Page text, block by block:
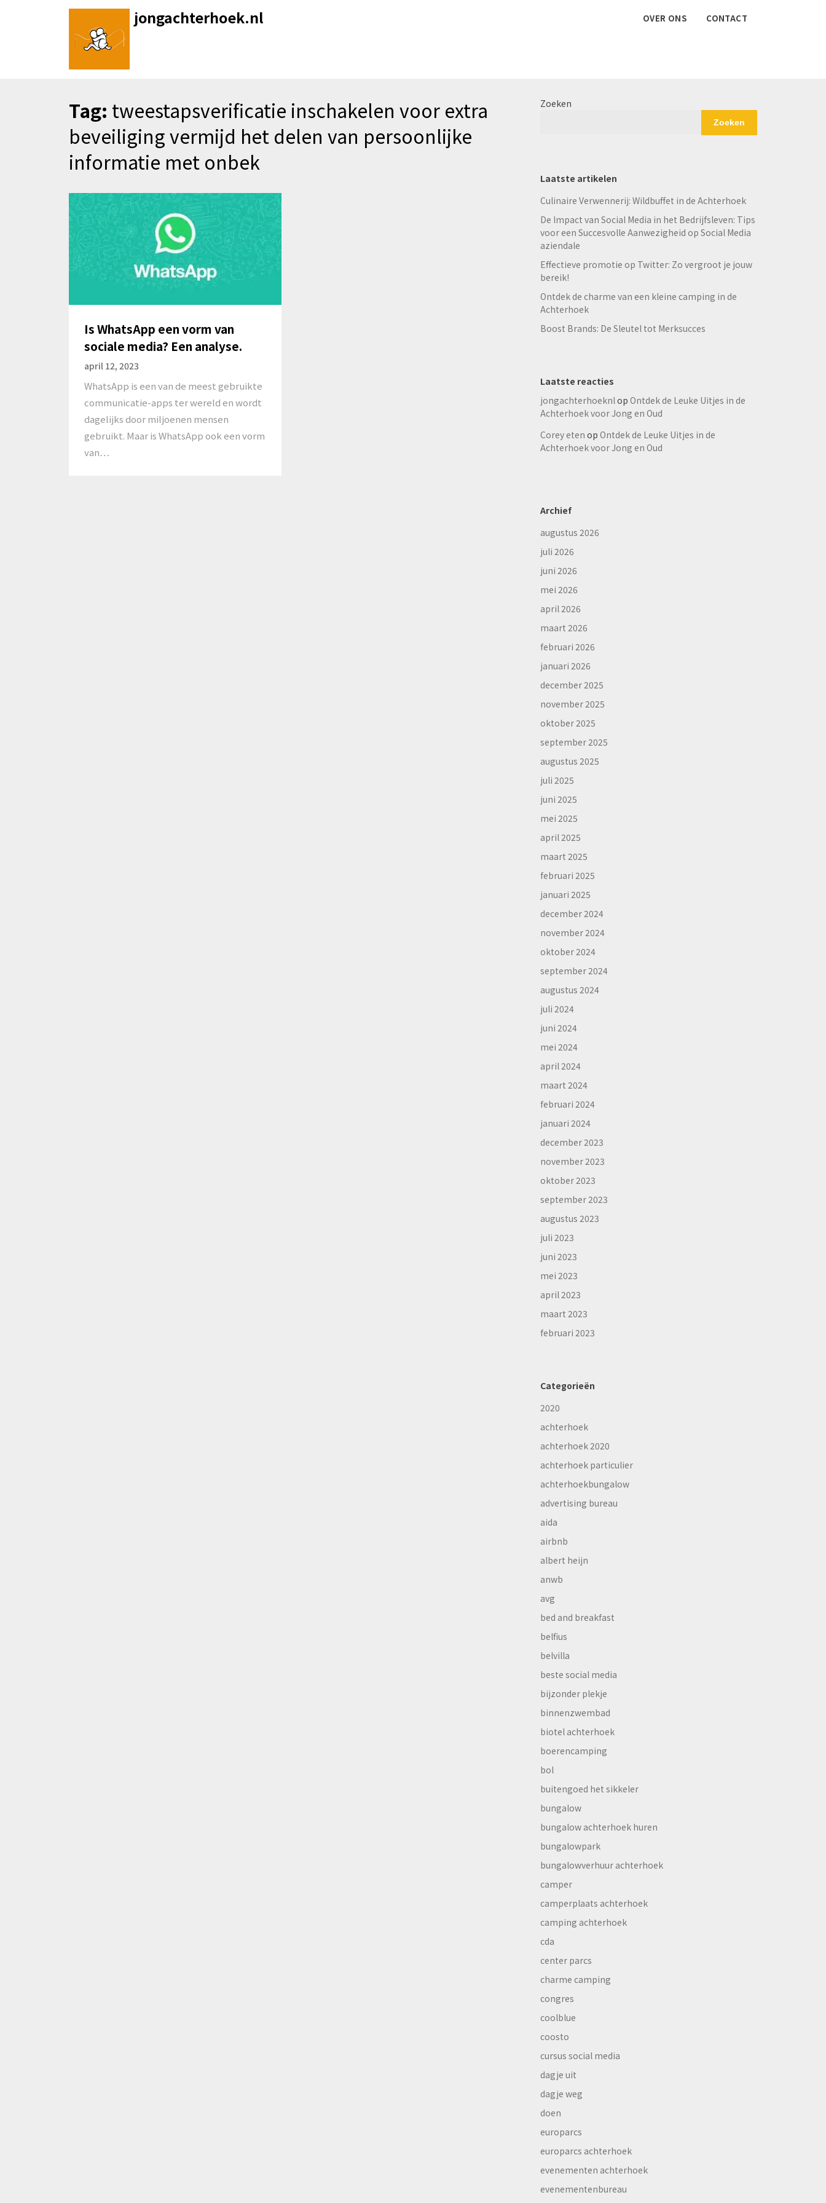
jongachterhoek.nl OVER ONS CONTACT
Tag: tweestapsverificatie inschakelen voor extra
beveiliging vermijd het delen van persoonlijke
informatie met onbek
Is WhatsApp een vorm van
sociale media? Een analyse.
april 12, 2023
WhatsApp is een van de meest gebruikte
communicatie-apps ter wereld en wordt
dagelijks door miljoenen mensen
gebruikt. Maar is WhatsApp ook een vorm
van…
Zoeken
Zoeken
Laatste artikelen
Culinaire Verwennerij: Wildbuffet in de Achterhoek
De Impact van Social Media in het Bedrijfsleven: Tips
voor een Succesvolle Aanwezigheid op Social Media
aziendale
Effectieve promotie op Twitter: Zo vergroot je jouw
bereik!
Ontdek de charme van een kleine camping in de
Achterhoek
Boost Brands: De Sleutel tot Merksucces
Laatste reacties
jongachterhoeknlop Ontdek de Leuke Uitjes in de
Achterhoek voor Jong en Oud
Corey eten op Ontdek de Leuke Uitjes in de
Achterhoek voor Jong en Oud
Archief
augustus 2026
juli 2026
juni 2026
mei 2026
april 2026
maart 2026
februari 2026
januari 2026
december 2025
november 2025
oktober 2025
september 2025
augustus 2025
juli 2025
juni 2025
mei 2025
april 2025
maart 2025
februari 2025
januari 2025
december 2024
november 2024
oktober 2024
september 2024
augustus 2024
juli 2024
juni 2024
mei 2024
april 2024
maart 2024
februari 2024
januari 2024
december 2023
november 2023
oktober 2023
september 2023
augustus 2023
juli 2023
juni 2023
mei 2023
april 2023
maart 2023
februari 2023
Categorieën
2020
achterhoek
achterhoek 2020
achterhoek particulier
achterhoekbungalow
advertising bureau
aida
airbnb
albert heijn
anwb
avg
bed and breakfast
belfius
belvilla
beste social media
bijzonder plekje
binnenzwembad
biotel achterhoek
boerencamping
bol
buitengoed het sikkeler
bungalow
bungalow achterhoek huren
bungalowpark
bungalowverhuur achterhoek
camper
camperplaats achterhoek
camping achterhoek
cda
center parcs
charme camping
congres
coolblue
coosto
cursus social media
dagje uit
dagje weg
doen
europarcs
europarcs achterhoek
evenementen achterhoek
evenementenbureau